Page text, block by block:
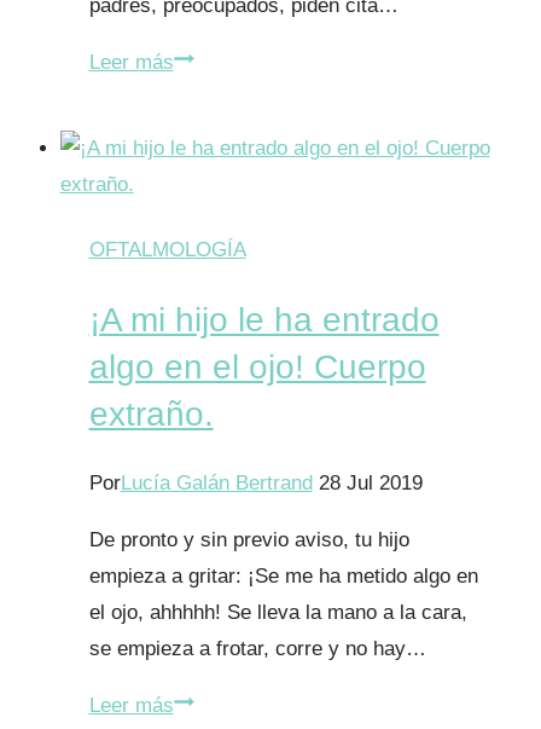
padres, preocupados, piden cita…
Leer másMi
rojo
ahora
OFTALMOLOGÍA
¡A mi hijo le ha entrado
algo en el ojo! Cuerpo
extraño.
PorLucía Galán Bertrand 28 Jul 2019
De pronto y sin previo aviso, tu hijo
empieza a gritar: ¡Se me ha metido algo en
el ojo, ahhhhh! Se lleva la mano a la cara,
se empieza a frotar, corre y no hay…
Leer más¡A